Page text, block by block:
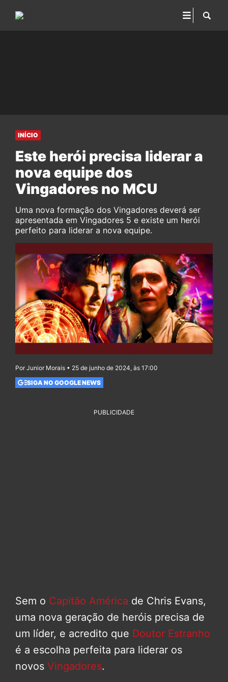
INÍCIO
Este herói precisa liderar a
nova equipe dos
Vingadores no MCU
Uma nova formação dos Vingadores deverá ser
apresentada em Vingadores 5 e existe um herói
perfeito para liderar a nova equipe.
Por Junior Morais • 25 de junho de 2024, às 17:00
SIGA NO GOOGLE NEWS
PUBLICIDADE
Sem o Capitão América de Chris Evans,
uma nova geração de heróis precisa de
um líder, e acredito que Doutor Estranho
é a escolha perfeita para liderar os
novos Vingadores.